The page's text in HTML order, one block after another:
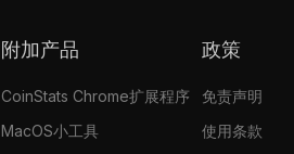
附加产品
CoinStats Chrome扩展程序
MacOS小工具
政策
免责声明
使用条款